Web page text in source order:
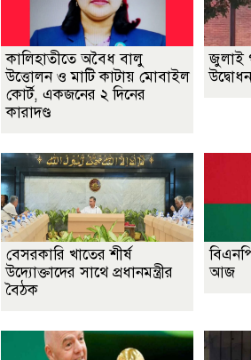
কালিহাতীতে অবৈধ বালু
উত্তোলন ও মাটি কাটায় মোবাইল
কোর্ট, একজনের ২ দিনের
কারাদণ্ড
জুলাই
বেসরকারি খাতের শীর্ষ
উদ্যোক্তাদের সাথে প্রধানমন্ত্রীর
বৈঠক
আজ